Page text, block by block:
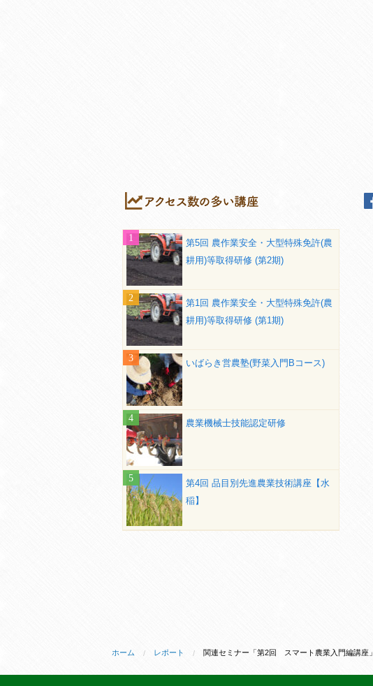
第5回 農作業安全・大型特殊免許(農
耕用)等取得研修 (第2期)
第1回 農作業安全・大型特殊免許(農
耕用)等取得研修 (第1期)
いばらき営農塾(野菜入門Bコース)
農業機械士技能認定研修
第4回 品目別先進農業技術講座【水
稲】
ホーム レポート 関連セミナー「第2回 スマート農業入門編講座」